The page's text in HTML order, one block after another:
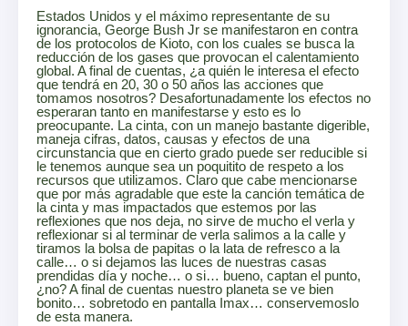
Estados Unidos y el máximo representante de su
ignorancia, George Bush Jr se manifestaron en contra
de los protocolos de Kioto, con los cuales se busca la
reducción de los gases que provocan el calentamiento
global. A final de cuentas, ¿a quién le interesa el efecto
que tendrá en 20, 30 o 50 años las acciones que
tomamos nosotros? Desafortunadamente los efectos no
esperaran tanto en manifestarse y esto es lo
preocupante. La cinta, con un manejo bastante digerible,
maneja cifras, datos, causas y efectos de una
circunstancia que en cierto grado puede ser reducible si
le tenemos aunque sea un poquitito de respeto a los
recursos que utilizamos. Claro que cabe mencionarse
que por más agradable que este la canción temática de
la cinta y mas impactados que estemos por las
reflexiones que nos deja, no sirve de mucho el verla y
reflexionar si al terminar de verla salimos a la calle y
tiramos la bolsa de papitas o la lata de refresco a la
calle… o si dejamos las luces de nuestras casas
prendidas día y noche… o si… bueno, captan el punto,
¿no? A final de cuentas nuestro planeta se ve bien
bonito… sobretodo en pantalla Imax… conservemoslo
de esta manera.